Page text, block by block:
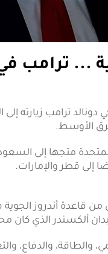
... ترامب
ترامب زيارته
الأوسط.
متجها إلى
إلى قطر والإمارات.
من قاعدة أندروز
ألكسندر الذي كان
والطاقة،